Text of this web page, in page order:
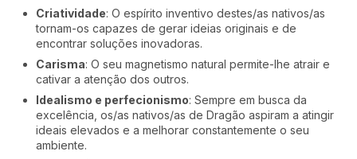
Criatividade: O espírito inventivo destes/as nativos/as
tornam-os capazes de gerar ideias originais e de
encontrar soluções inovadoras.
Carisma: O seu magnetismo natural permite-lhe atrair e
cativar a atenção dos outros.
Idealismo e perfecionismo: Sempre em busca da
excelência, os/as nativos/as de Dragão aspiram a atingir
ideais elevados e a melhorar constantemente o seu
ambiente.